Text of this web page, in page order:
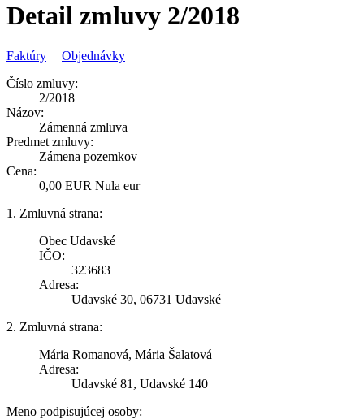
Detail zmluvy 2/2018
Faktúry | Objednávky
Číslo zmluvy:
2/2018
Názov:
Zámenná zmluva
Predmet zmluvy:
Zámena pozemkov
Cena:
0,00 EUR Nula eur
1. Zmluvná strana:
Obec Udavské
IČO:
323683
Adresa:
Udavské 30, 06731 Udavské
2. Zmluvná strana:
Mária Romanová, Mária Šalatová
Adresa:
Udavské 81, Udavské 140
Meno podpisujúcej osoby: